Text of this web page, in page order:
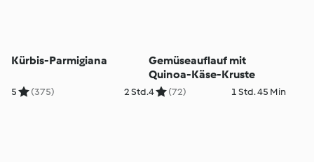
Kürbis-Parmigiana
5 (375) 2 Std.
Gemüseauflauf mit
Quinoa-Käse-Kruste
4 (72) 1 Std. 45 Min